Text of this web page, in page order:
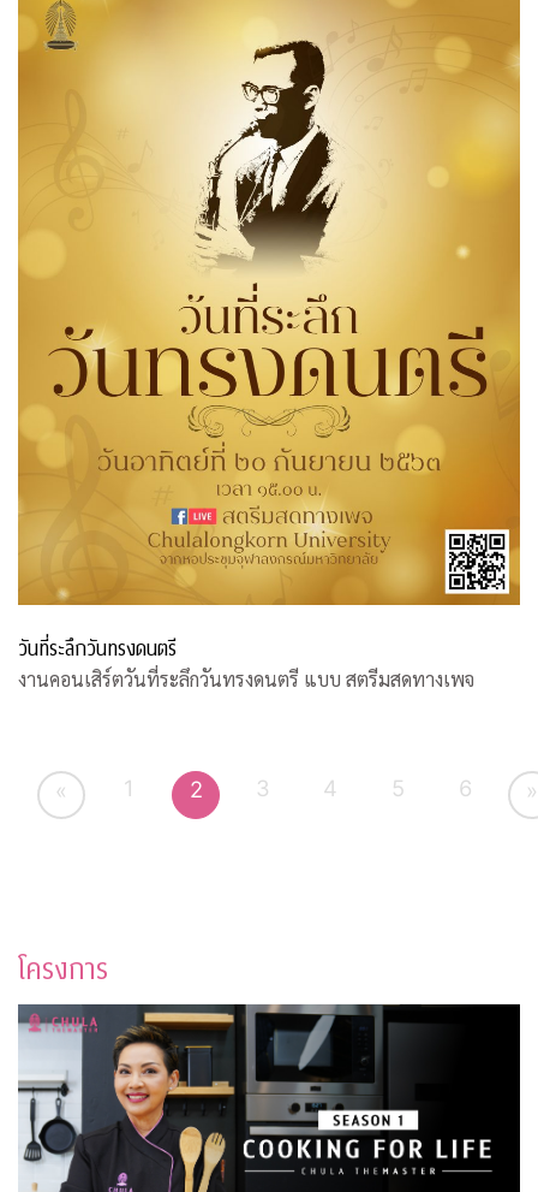
วันที่ระลึกวันทรงดนตรี
งานคอนเสิร์ตวันที่ระลึกวันทรงดนตรี แบบ สตรีมสดทางเพจ
« 1 2 3 4 5 6 »
โครงการ